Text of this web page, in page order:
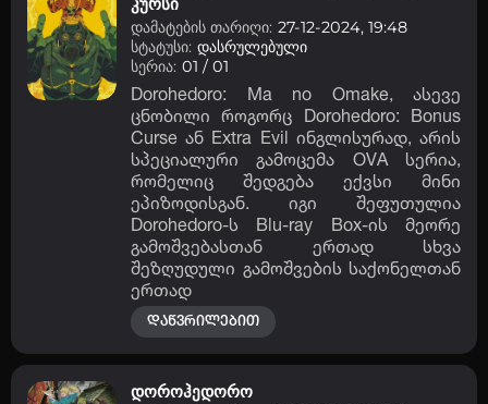
დამატების თარიღი: 27-12-2024, 19:48
სტატუსი: დასრულებული
სერია: 01 / 01
Dorohedoro: Ma no Omake, ასევე
ცნობილი როგორც Dorohedoro: Bonus
Curse ან Extra Evil ინგლისურად, არის
სპეციალური გამოცემა OVA სერია,
რომელიც შედგება ექვსი მინი
ეპიზოდისგან. იგი შეფუთულია
Dorohedoro-ს Blu-ray Box-ის მეორე
გამოშვებასთან ერთად სხვა
შეზღუდული გამოშვების საქონელთან
ერთად
დაწვრილებით
დოროჰედორო